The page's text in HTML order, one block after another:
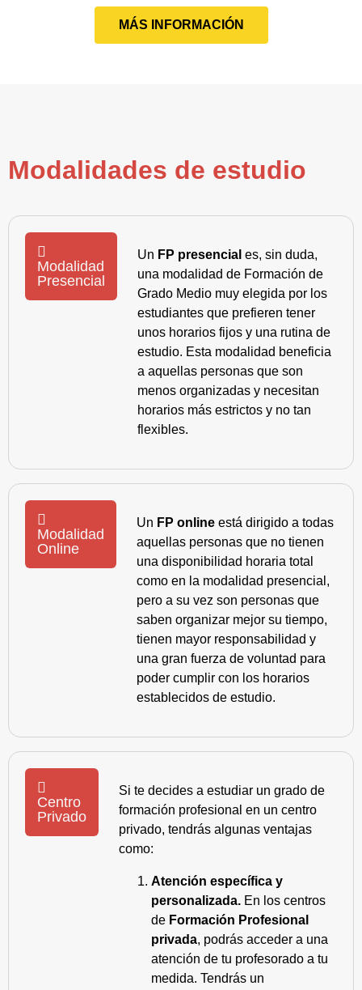
MÁS INFORMACIÓN
Modalidades de estudio
Modalidad
Presencial
Un FP presencial es, sin duda,
una modalidad de Formación de
Grado Medio muy elegida por los
estudiantes que prefieren tener
unos horarios fijos y una rutina de
estudio. Esta modalidad beneficia
a aquellas personas que son
menos organizadas y necesitan
horarios más estrictos y no tan
flexibles.
Modalidad
Online
Un FP online está dirigido a todas
aquellas personas que no tienen
una disponibilidad horaria total
como en la modalidad presencial,
pero a su vez son personas que
saben organizar mejor su tiempo,
tienen mayor responsabilidad y
una gran fuerza de voluntad para
poder cumplir con los horarios
establecidos de estudio.
Centro
Privado
Si te decides a estudiar un grado de
formación profesional en un centro
privado, tendrás algunas ventajas
como:
Atención específica y
personalizada. En los centros
de Formación Profesional
privada, podrás acceder a una
atención de tu profesorado a tu
medida. Tendrás un